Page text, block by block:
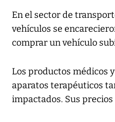
En el sector de
vehículos se
comprar un vehículo
Los productos médicos
aparatos terapéuticos
impactados. Sus precios